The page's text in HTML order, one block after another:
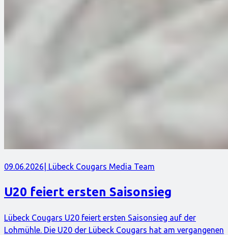
09.06.2026 | Lübeck Cougars Media Team
U20 feiert ersten Saisonsieg
Lübeck Cougars U20 feiert ersten Saisonsieg auf der
Lohmühle. Die U20 der Lübeck Cougars hat am vergangenen